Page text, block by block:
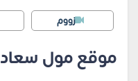
زووم
موقع مول